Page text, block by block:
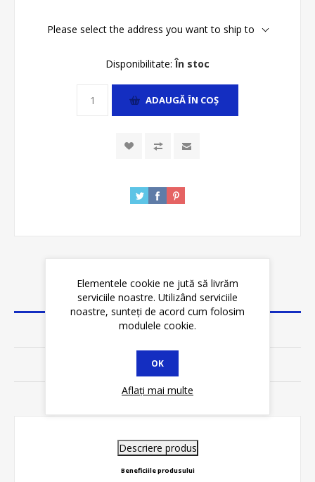
Please select the address you want to ship to
Disponibilitate: În stoc
ADAUGĂ ȊN COŞ
DETALII
SPECIFICATII
REVIEWS
CONTACT
Descriere produs
Beneficiile produsului
Elementele cookie ne jută să livrăm
serviciile noastre. Utilizând serviciile
noastre, sunteți de acord cum folosim
modulele cookie.
OK
Aflați mai multe